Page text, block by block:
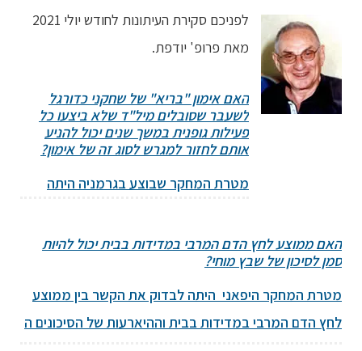
לפניכם סקירת העיתונות לחודש יולי 2021
מאת פרופ' יודפת.
האם אימון "בריא" של שחקני כדורגל
לשעבר שסובלים מיל"ד שלא ביצעו כל
פעילות גופנית במשך שנים יכול להניע
אותם לחזור למגרש לסוג זה של אימון?
מטרת המחקר שבוצע בגרמניה היתה
שחקני כדורגל מעל גיל 45 שסובלים
מיל"ד שאינם מבצעים פעילות גופנית
במשך שנים יניע אותם לחזור למגרש
לאימון מסוג זה... להמשך קריאה←
האם ממוצע לחץ הדם המרבי במדידות בבית יכול להיות
סמן לסיכון של שבץ מוחי?
מטרת המחקר היפאני היתה לבדוק את הקשר בין ממוצע
לחץ הדם המרבי במדידות בבית וההיארעות של הסיכונים ה